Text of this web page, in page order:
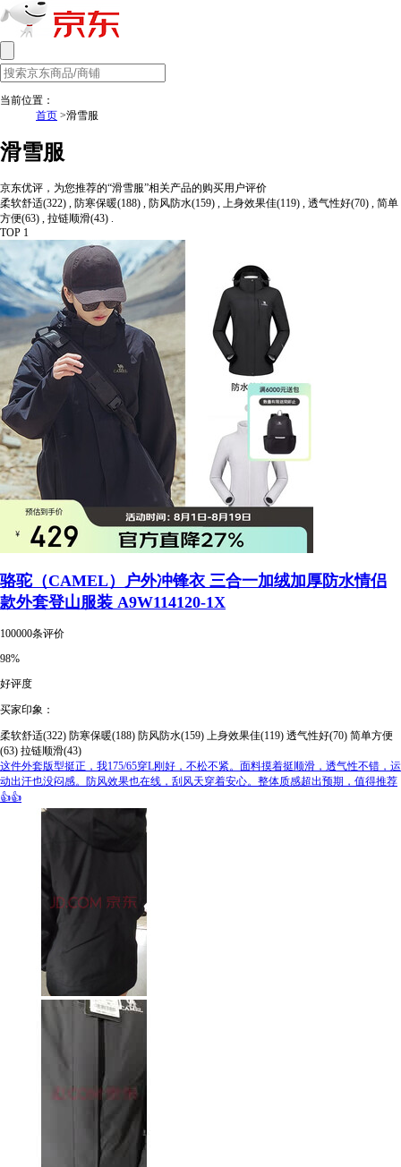
当前位置：
首页 >滑雪服
滑雪服
京东优评，为您推荐的“滑雪服”相关产品的购买用户评价
柔软舒适(322) , 防寒保暖(188) , 防风防水(159) , 上身效果佳(119) , 透气性好(70) , 简单
方便(63) , 拉链顺滑(43) .
TOP 1
骆驼（CAMEL）户外冲锋衣 三合一加绒加厚防水情侣
款外套登山服装 A9W114120-1X
100000条评价
98%
好评度
买家印象：
柔软舒适(322) 防寒保暖(188) 防风防水(159) 上身效果佳(119) 透气性好(70) 简单方便
(63) 拉链顺滑(43)
这件外套版型挺正，我175/65穿L刚好，不松不紧。面料摸着挺顺滑，透气性不错，运
动出汗也没闷感。防风效果也在线，刮风天穿着安心。整体质感超出预期，值得推荐
👍👍